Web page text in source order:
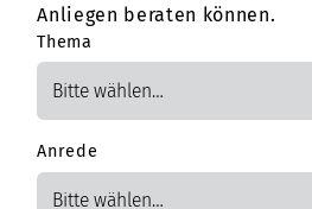
Anliegen beraten können.
Thema
Anrede